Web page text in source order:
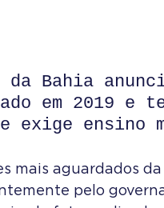
em 2019 e
exige ensino
mais aguardados
pelo